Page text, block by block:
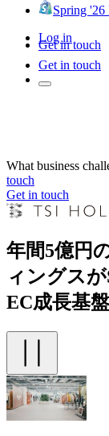
Spring '26
Log in
Get in touch
Get in touch
What business
touch
Get in touch
年間5億円
ィングス
EC成長基盤